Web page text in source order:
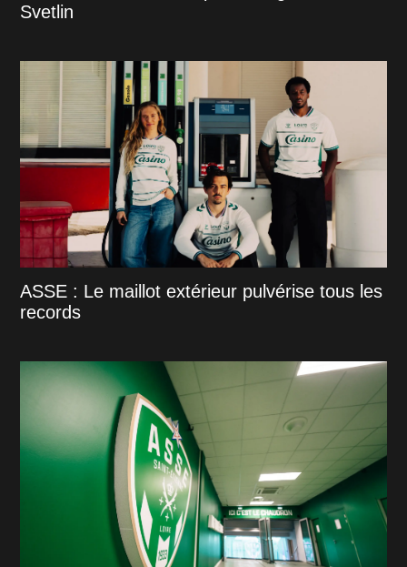
Svetlin
ASSE : Le maillot extérieur pulvérise tous les
records